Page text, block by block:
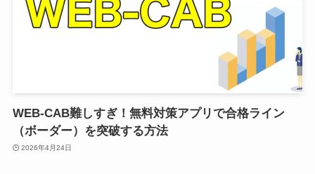
WEB-CAB難しすぎ！無料対策アプリで合格ライン
（ボーダー）を突破する方法
2026年4月24日